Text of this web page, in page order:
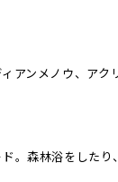
アンメノウ、アク
ド。森林浴をした